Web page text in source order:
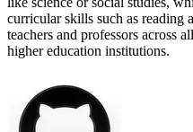
curricular skills such as reading
teachers and professors across
higher education institutions.